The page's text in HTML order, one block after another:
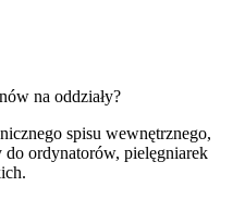
na oddziały?
spisu wewnętrznego,
do ordynatorów, pielęgniarek